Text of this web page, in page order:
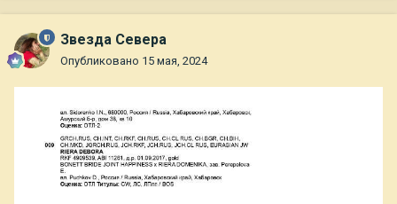
Звезда Севера
Опубликовано 15 мая, 2024